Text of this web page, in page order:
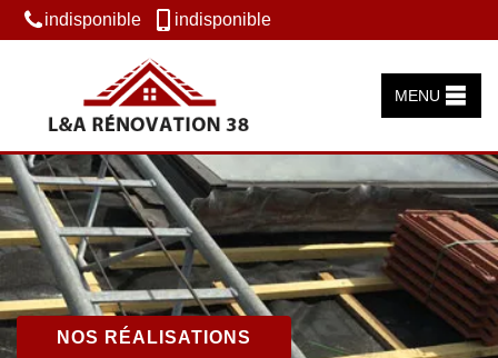
indisponible indisponible
MENU
NOS RÉALISATIONS